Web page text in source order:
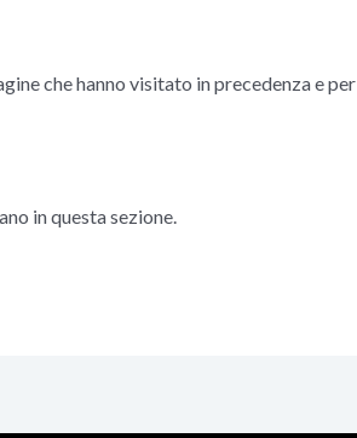
che hanno visitato in precedenza e per
in questa sezione.